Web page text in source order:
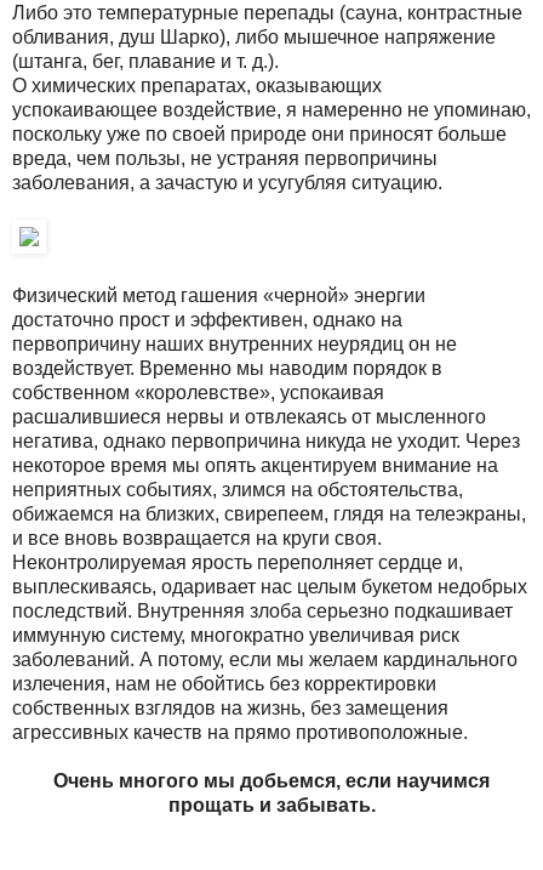
Либо это температурные перепады (сауна, контрастные
обливания, душ Шарко), либо мышечное напряжение
(штанга, бег, плавание и т. д.).
О химических препаратах, оказывающих
успокаивающее воздействие, я намеренно не упоминаю,
поскольку уже по своей природе они приносят больше
вреда, чем пользы, не устраняя первопричины
заболевания, а зачастую и усугубляя ситуацию.
Физический метод гашения «черной» энергии
достаточно прост и эффективен, однако на
первопричину наших внутренних неурядиц он не
воздействует. Временно мы наводим порядок в
собственном «королевстве», успокаивая
расшалившиеся нервы и отвлекаясь от мысленного
негатива, однако первопричина никуда не уходит. Через
некоторое время мы опять акцентируем внимание на
неприятных событиях, злимся на обстоятельства,
обижаемся на близких, свирепеем, глядя на телеэкраны,
и все вновь возвращается на круги своя.
Неконтролируемая ярость переполняет сердце и,
выплескиваясь, одаривает нас целым букетом недобрых
последствий. Внутренняя злоба серьезно подкашивает
иммунную систему, многократно увеличивая риск
заболеваний. А потому, если мы желаем кардинального
излечения, нам не обойтись без корректировки
собственных взглядов на жизнь, без замещения
агрессивных качеств на прямо противоположные.
Очень многого мы добьемся, если научимся
прощать и забывать.